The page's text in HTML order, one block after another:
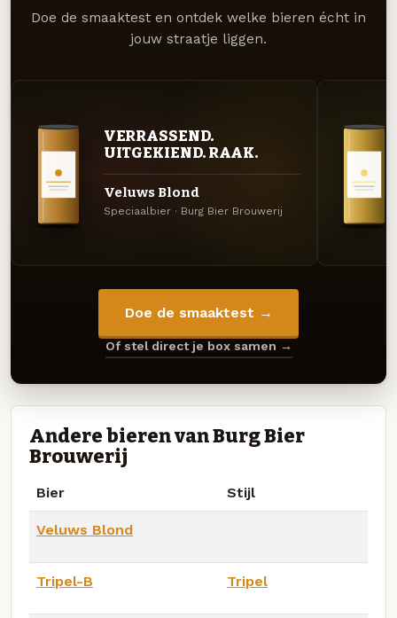
Doe de smaaktest en ontdek welke bieren écht in
jouw straatje liggen.
VERRASSEND.
UITGEKIEND. RAAK.
Veluws Blond
Speciaalbier · Burg Bier Brouwerij
Doe de smaaktest →
Of stel direct je box samen →
Andere bieren van Burg Bier
Brouwerij
Bier Stijl
Veluws Blond
Tripel-B Tripel